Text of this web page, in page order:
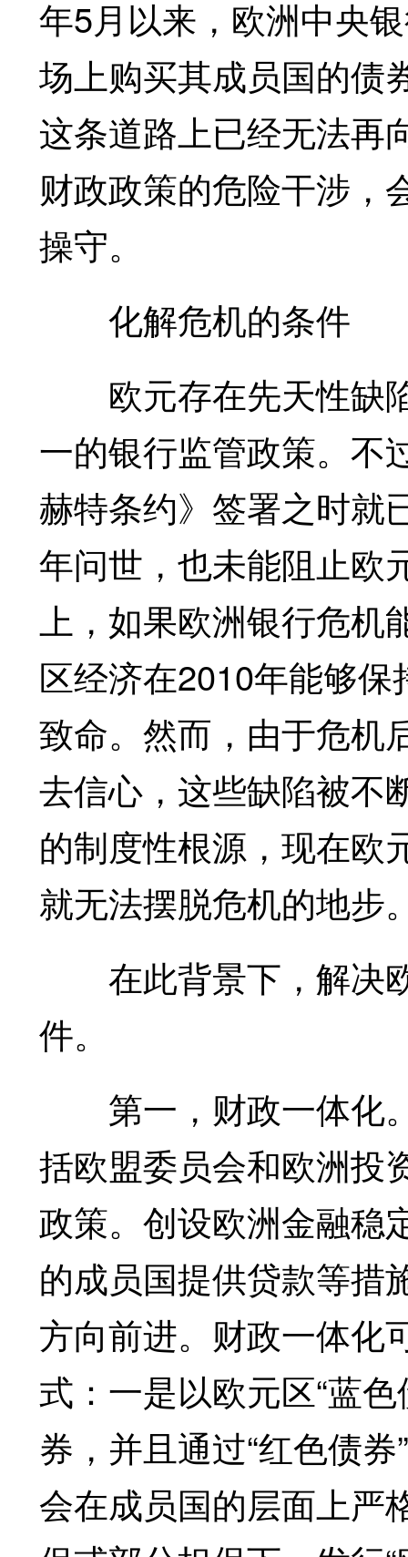
年5月以来，欧洲中央
场上购买其成员国的债
这条道路上已经无法再
财政政策的危险干涉，
操守。
化解危机的条件
欧元存在先天性缺
一的银行监管政策。不
赫特条约》签署之时就
年问世，也未能阻止欧
上，如果欧洲银行危机
区经济在2010年能够
致命。然而，由于危机
去信心，这些缺陷被不
的制度性根源，现在欧
就无法摆脱危机的地步
在此背景下，解决
件。
第一，财政一体化
括欧盟委员会和欧洲投
政策。创设欧洲金融稳
的成员国提供贷款等措
方向前进。财政一体化
式：一是以欧元区“蓝
券，并且通过“红色债
会在成员国的层面上严